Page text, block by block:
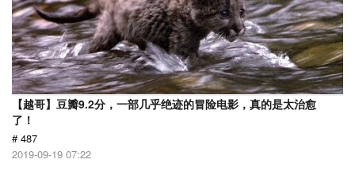
【越哥】豆瓣9.2分，一部几乎绝迹的冒险电影，真的是太治愈
了！
# 487
2019-09-19 07:22